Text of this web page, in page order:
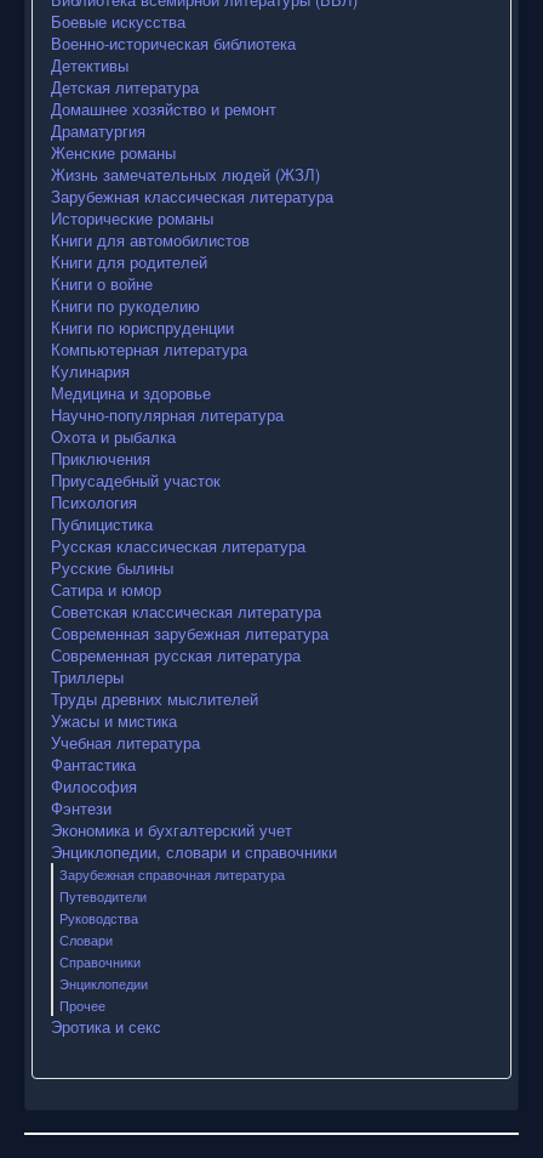
Боевые искусства
Военно-историческая библиотека
Детективы
Детская литература
Домашнее хозяйство и ремонт
Драматургия
Женские романы
Жизнь замечательных людей (ЖЗЛ)
Зарубежная классическая литература
Исторические романы
Книги для автомобилистов
Книги для родителей
Книги о войне
Книги по рукоделию
Книги по юриспруденции
Компьютерная литература
Кулинария
Медицина и здоровье
Научно-популярная литература
Охота и рыбалка
Приключения
Приусадебный участок
Психология
Публицистика
Русская классическая литература
Русские былины
Сатира и юмор
Советская классическая литература
Современная зарубежная литература
Современная русская литература
Триллеры
Труды древних мыслителей
Ужасы и мистика
Учебная литература
Фантастика
Философия
Фэнтези
Экономика и бухгалтерский учет
Энциклопедии, словари и справочники
Зарубежная справочная литература
Путеводители
Руководства
Словари
Справочники
Энциклопедии
Прочее
Эротика и секс